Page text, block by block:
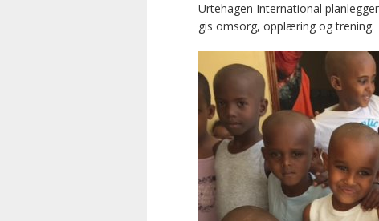
Urtehagen International
gis omsorg, opplæring og trening.